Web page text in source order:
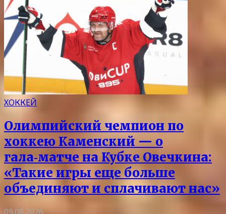
ХОККЕЙ
Олимпийский чемпион по
хоккею Каменский — о
гала‑матче на Кубке Овечкина:
«Такие игры еще больше
объединяют и сплачивают нас»